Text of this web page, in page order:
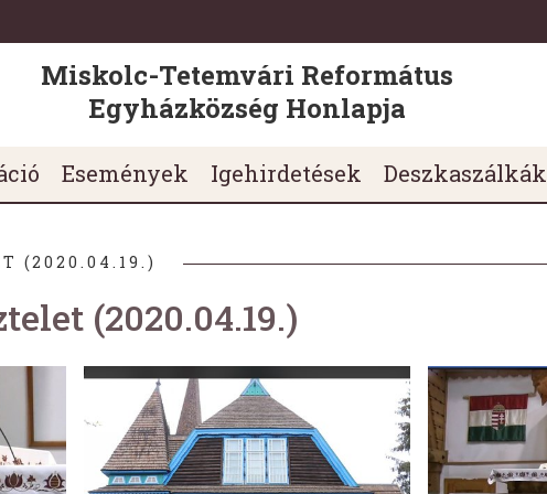
Miskolc-Tetemvári Református
Egyházközség Honlapja
Események Igehirdetések Deszkaszálkák
(2020.04.19.)
(2020.04.19.)